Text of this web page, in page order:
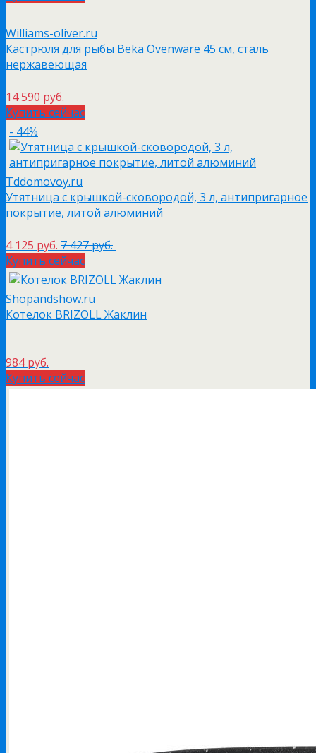
Williams-oliver.ru
Кастрюля для рыбы Beka Ovenware 45 см, сталь
нержавеющая
14 590 руб.
Купить сейчас
- 44%
Tddomovoy.ru
Утятница с крышкой-сковородой, 3 л, антипригарное
покрытие, литой алюминий
4 125 руб. 7 427 руб.
Купить сейчас
Shopandshow.ru
Котелок BRIZOLL Жаклин
984 руб.
Купить сейчас